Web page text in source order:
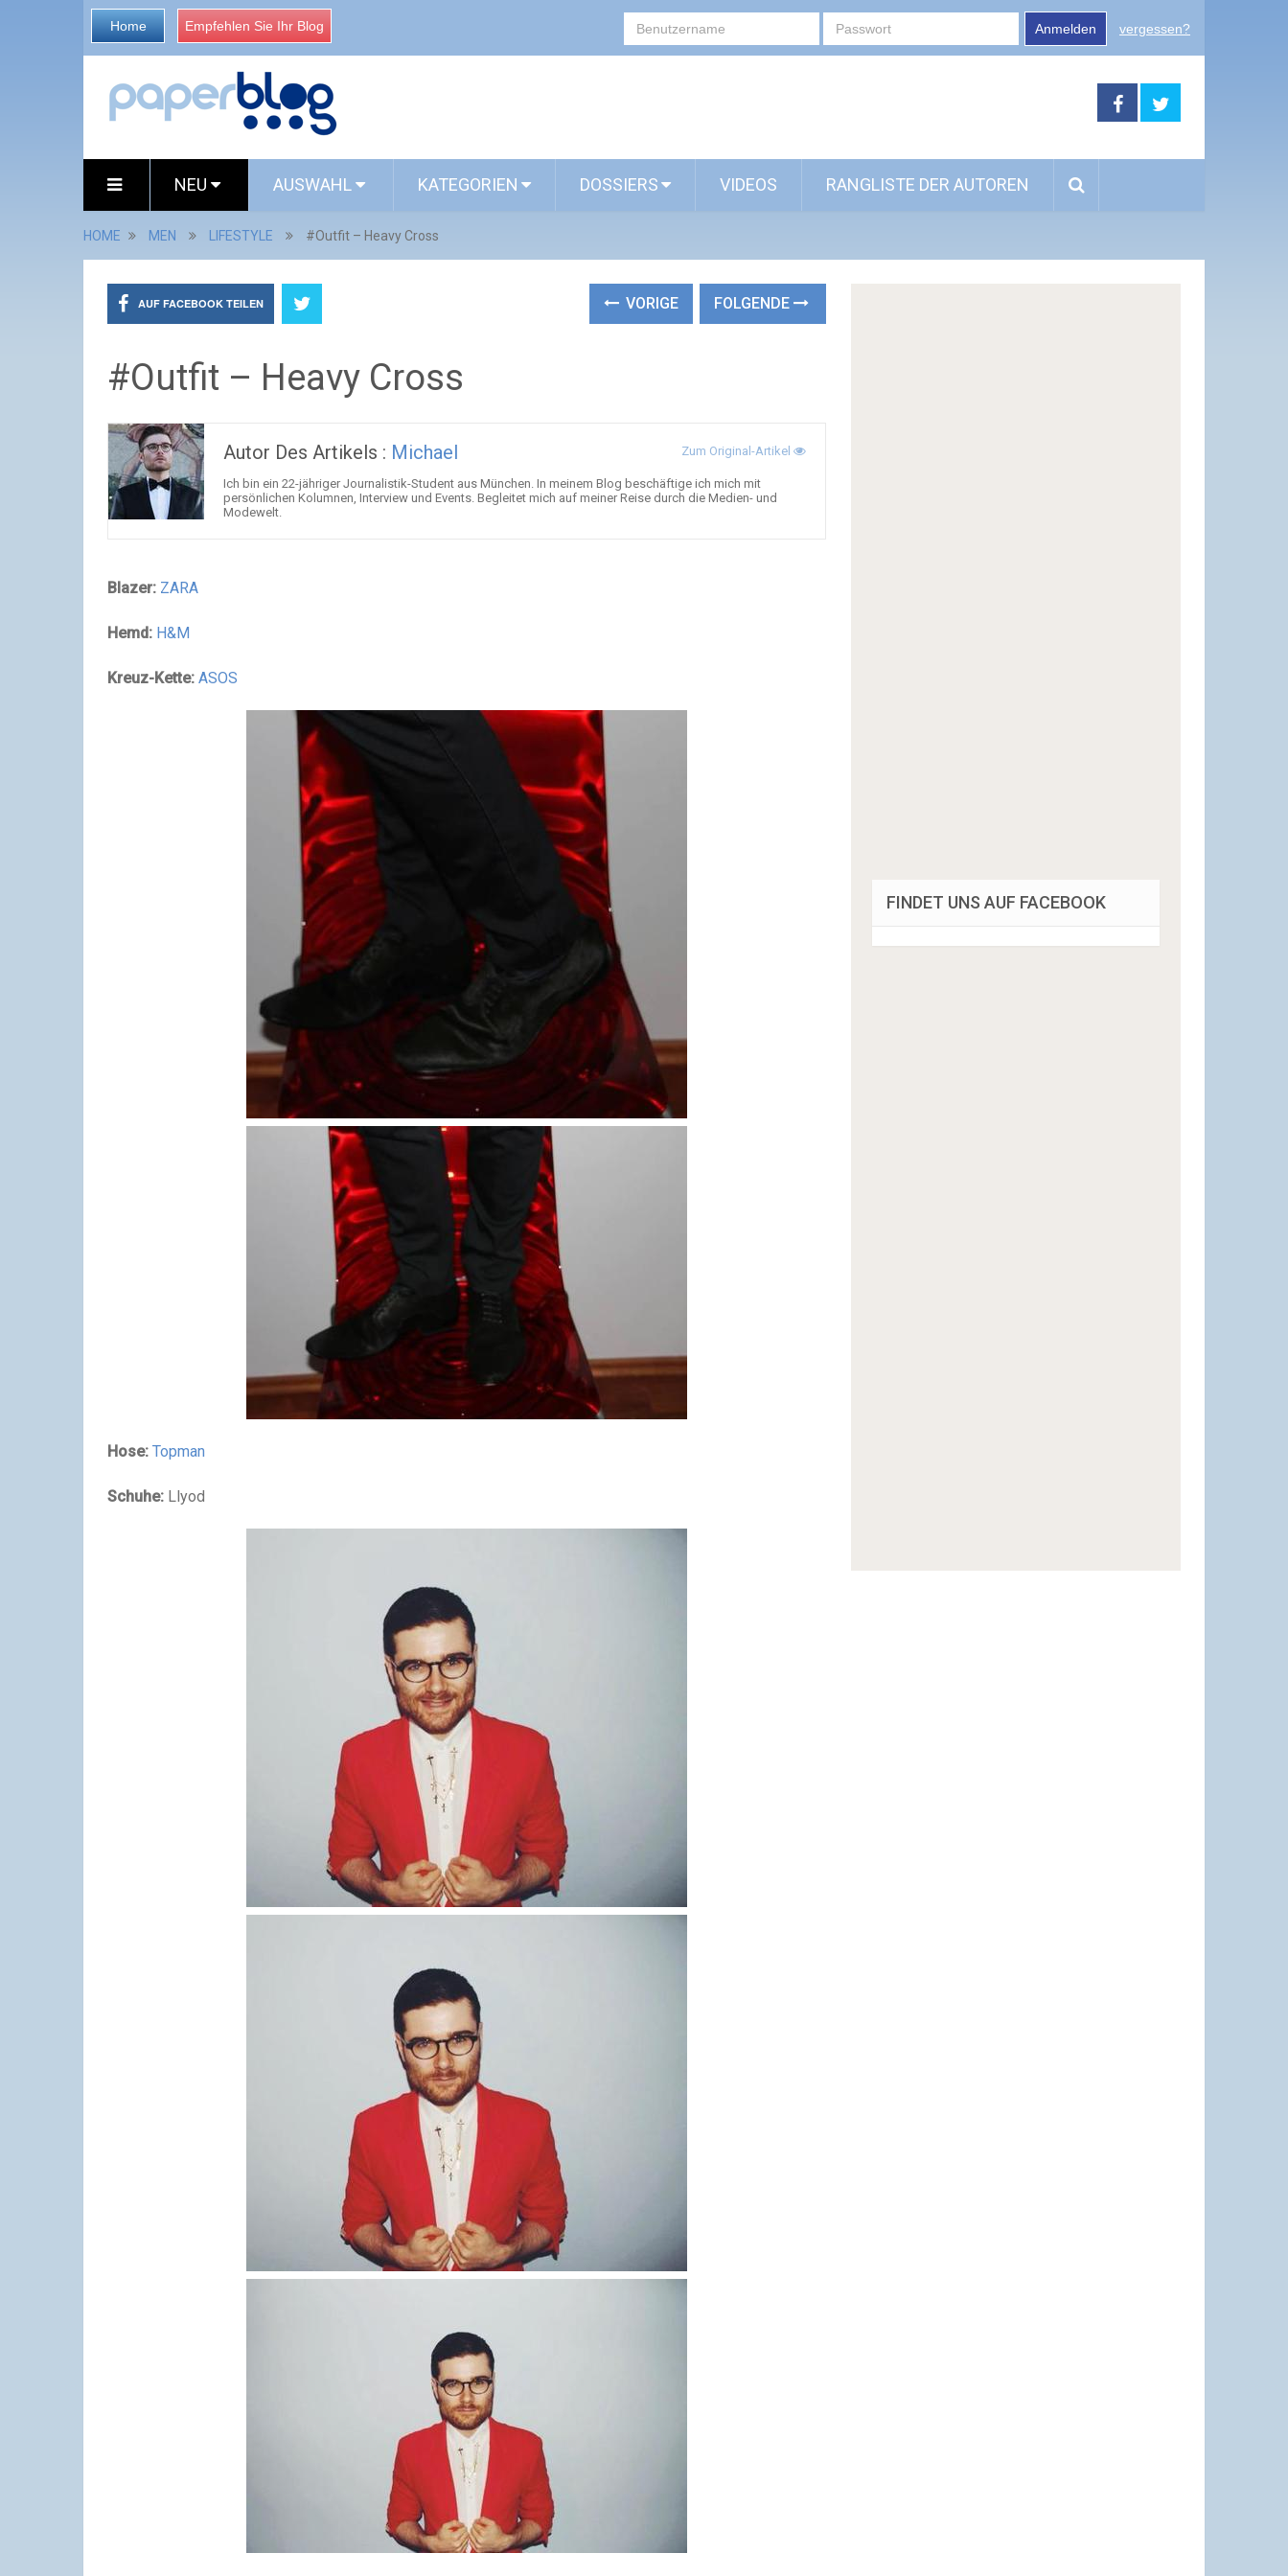
Home Empfehlen Sie Ihr Blog Anmelden vergessen?
NEU AUSWAHL KATEGORIEN DOSSIERS VIDEOS RANGLISTE DER AUTOREN
HOME MEN LIFESTYLE #Outfit – Heavy Cross
AUF FACEBOOK TEILEN VORIGE FOLGENDE
#Outfit – Heavy Cross
Autor Des Artikels : Michael Zum Original-Artikel
Ich bin ein 22-jähriger Journalistik-Student aus München. In meinem Blog beschäftige ich mich mit
persönlichen Kolumnen, Interview und Events. Begleitet mich auf meiner Reise durch die Medien- und
Modewelt.
Blazer: ZARA
Hemd: H&M
Kreuz-Kette: ASOS
Hose: Topman
Schuhe: Llyod
FINDET UNS AUF FACEBOOK